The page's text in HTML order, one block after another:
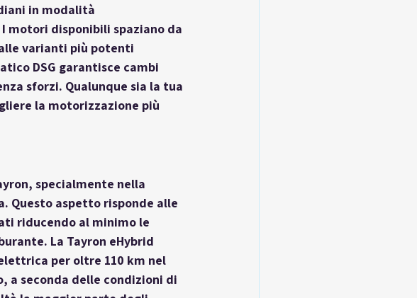
in modalità
motori disponibili spaziano da
varianti più potenti
DSG garantisce cambi
sforzi. Qualunque sia la tua
la motorizzazione più
specialmente nella
. Questo aspetto risponde alle
riducendo al minimo le
La Tayron eHybrid
per oltre 110 km nel
a seconda delle condizioni di